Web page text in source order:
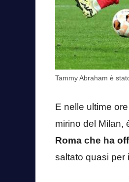
Tammy Abraham è
E nelle ultime
mirino del Milan,
Roma che ha
saltato quasi per